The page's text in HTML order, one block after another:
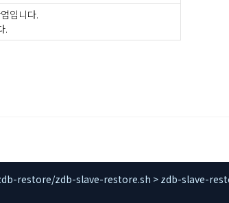
입니다.
.
restore/zdb-slave-restore.sh > zdb-slave-